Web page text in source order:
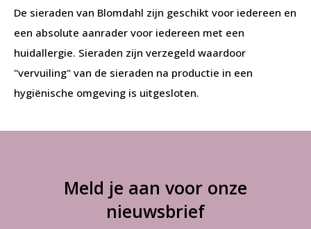
De sieraden van Blomdahl zijn geschikt voor iedereen en
een absolute aanrader voor iedereen met een
huidallergie. Sieraden zijn verzegeld waardoor
"vervuiling" van de sieraden na productie in een
hygiënische omgeving is uitgesloten.
Meld je aan voor onze
nieuwsbrief